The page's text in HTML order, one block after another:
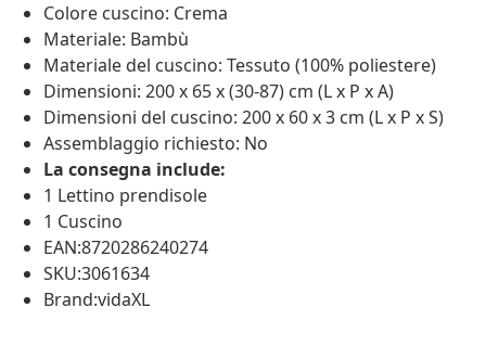
Colore cuscino: Crema
Materiale: Bambù
Materiale del cuscino: Tessuto (100% poliestere)
Dimensioni: 200 x 65 x (30-87) cm (L x P x A)
Dimensioni del cuscino: 200 x 60 x 3 cm (L x P x S)
Assemblaggio richiesto: No
La consegna include:
1 Lettino prendisole
1 Cuscino
EAN:8720286240274
SKU:3061634
Brand:vidaXL